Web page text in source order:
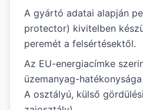
A gyártó adatai alapján
protector) kivitelben
peremét a felsértésektől.
Az EU-energiacímke
üzemanyag-
A osztályú, külső